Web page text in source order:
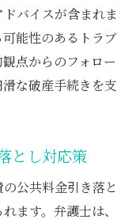
バイスが含まれま
能性のあるトラブ
点からのフォロー
な破産手続きを支
とし対応策
公共料金引き落と
ます。弁護士は、